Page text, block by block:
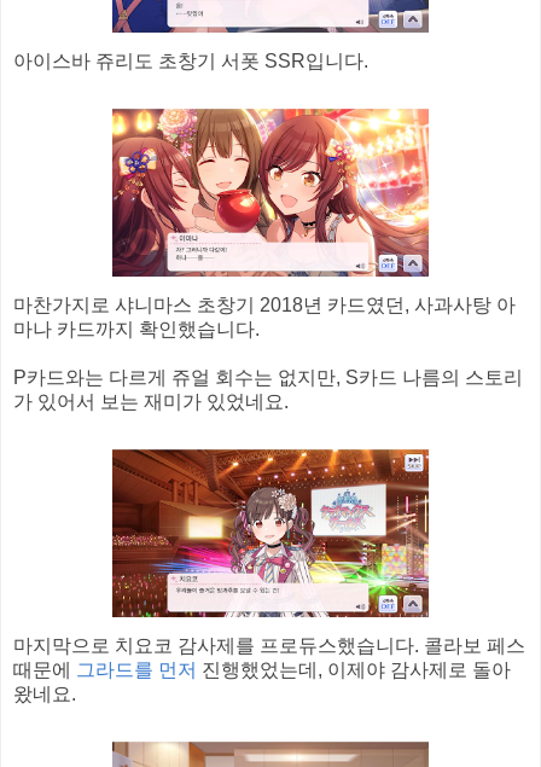
아이스바 쥬리도 초창기 서폿 SSR입니다.
마찬가지로 샤니마스 초창기 2018년 카드였던, 사과사탕 아
마나 카드까지 확인했습니다.
P카드와는 다르게 쥬얼 회수는 없지만, S카드 나름의 스토리
가 있어서 보는 재미가 있었네요.
마지막으로 치요코 감사제를 프로듀스했습니다. 콜라보 페스
때문에
그라드를 먼저 진행했었는데, 이제야 감사제로 돌아
왔네요.